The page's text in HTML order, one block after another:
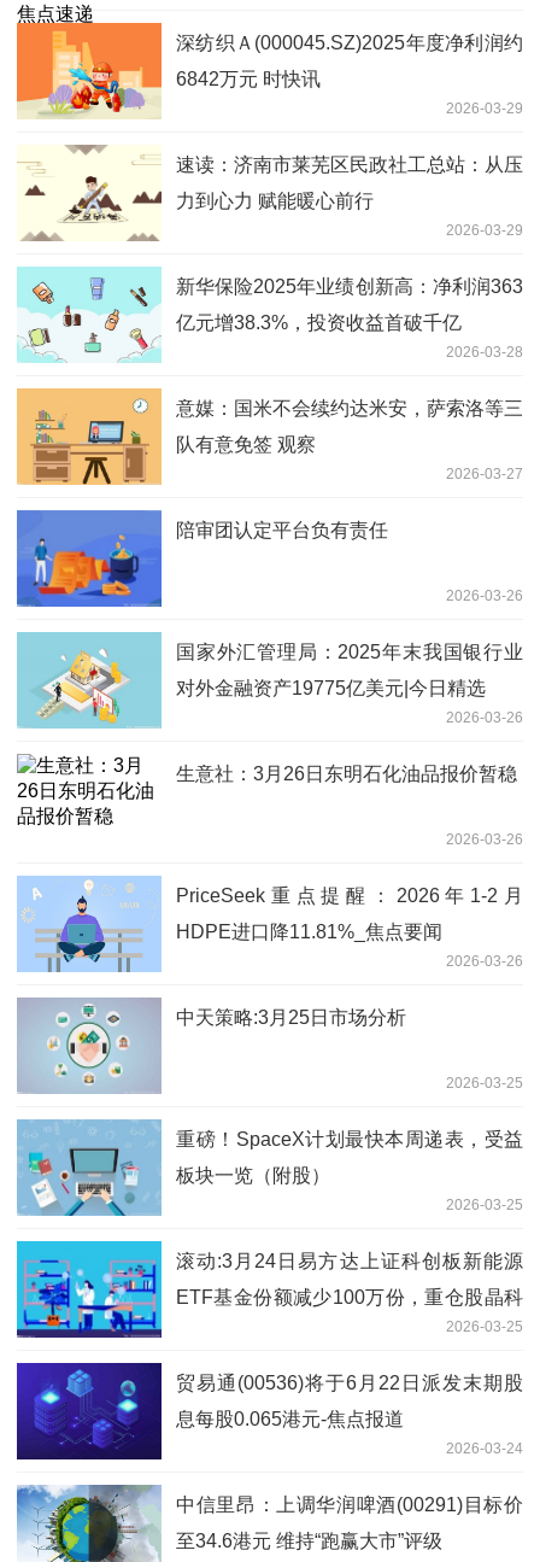
深纺织Ａ(000045.SZ)2025年度净利润约
6842万元 时快讯
2026-03-29
速读：济南市莱芜区民政社工总站：从压
力到心力 赋能暖心前行
2026-03-29
新华保险2025年业绩创新高：净利润363
亿元增38.3%，投资收益首破千亿
2026-03-28
意媒：国米不会续约达米安，萨索洛等三
队有意免签 观察
2026-03-27
陪审团认定平台负有责任
2026-03-26
国家外汇管理局：2025年末我国银行业
对外金融资产19775亿美元|今日精选
2026-03-26
生意社：3月26日东明石化油品报价暂稳
2026-03-26
PriceSeek重点提醒：2026年1-2月
HDPE进口降11.81%_焦点要闻
2026-03-26
中天策略:3月25日市场分析
2026-03-25
重磅！SpaceX计划最快本周递表，受益
板块一览（附股）
2026-03-25
滚动:3月24日易方达上证科创板新能源
ETF基金份额减少100万份，重仓股晶科
2026-03-25
贸易通(00536)将于6月22日派发末期股
息每股0.065港元-焦点报道
2026-03-24
中信里昂：上调华润啤酒(00291)目标价
至34.6港元 维持“跑赢大市”评级